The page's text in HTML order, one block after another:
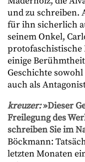
und zu schreiben.
für ihn sicherlich
seinem Onkel,
protofaschistische
einige
Geschichte
auch als
kreuzer:»Dieser
Freilegung des
schreiben Sie im
Böckmann:
letzten Monaten